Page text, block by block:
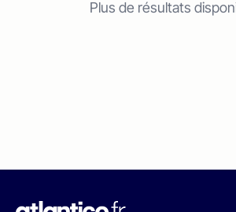
Plus de résultats